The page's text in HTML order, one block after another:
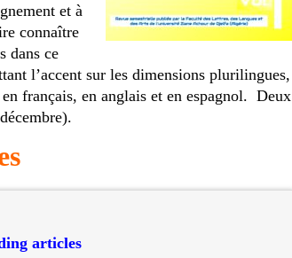
et à
connaître
dans ce
l’accent sur les dimensions plurilingues,
français, en anglais et en espagnol. Deux
articles